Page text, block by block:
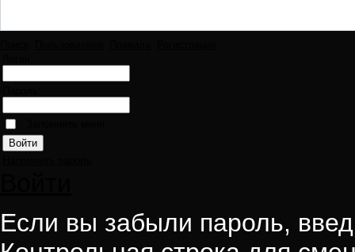
Если вы забыли пароль,